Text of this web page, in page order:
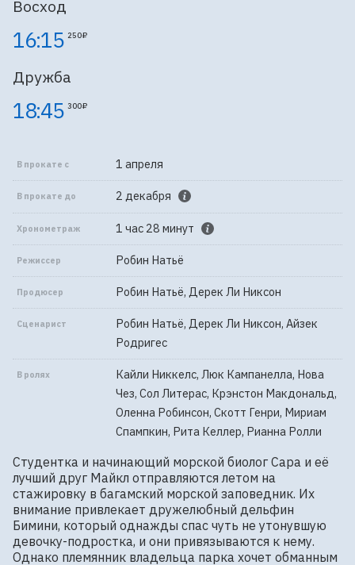
Восход
16:15 250 ₽
Дружба
18:45 300 ₽
В прокате с 1 апреля
В прокате до 2 декабря
Хронометраж 1 час 28 минут
Режиссер Робин Натьё
Продюсер Робин Натьё, Дерек Ли Никсон
Сценарист
Робин Натьё, Дерек Ли Никсон, Айзек
Родригес
В ролях
Кайли Никкелс, Люк Кампанелла, Нова
Чез, Сол Литерас, Крэнстон Макдональд,
Оленна Робинсон, Скотт Генри, Мириам
Спампкин, Рита Келлер, Рианна Ролли
Студентка и начинающий морской биолог Сара и её
лучший друг Майкл отправляются летом на
стажировку в багамский морской заповедник. Их
внимание привлекает дружелюбный дельфин
Бимини, который однажды спас чуть не утонувшую
девочку-подростка, и они привязываются к нему.
Однако племянник владельца парка хочет обманным